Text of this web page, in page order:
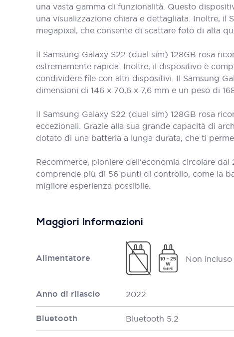
una vasta gamma di funzionalità. Questo
una visualizzazione chiara e dettagliata. Inoltre,
megapixel, che consente di scattare foto di alta
Il Samsung Galaxy S22 (dual sim) 128GB rosa
estremamente rapida. Inoltre, il dispositivo è
condividere file con altri dispositivi. Il Samsung
dimensioni di 146 x 70,6 x 7,6 mm e un peso di
Il Samsung Galaxy S22 (dual sim) 128GB rosa
eccezionali. Grazie alla sua grande capacità di
dotato di una batteria a lunga durata, che ti
Recommerce, pioniere dell'economia circolare
comprende più di 56 punti di controllo, come la
migliore esperienza possibile.
Maggiori Informazioni
Alimentatore Non
Anno di rilascio 2022
Bluetooth Bluetooth 5.2